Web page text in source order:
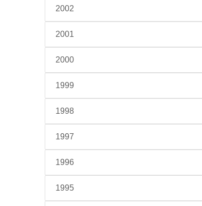
2002
2001
2000
1999
1998
1997
1996
1995